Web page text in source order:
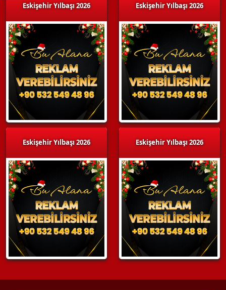
Eskişehir Yılbaşı 2026
Eskişehir Yılbaşı 2026
Eskişehir Yılbaşı 2026
Eskişehir Yılbaşı 2026